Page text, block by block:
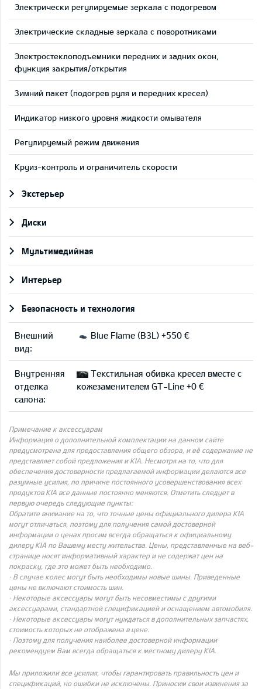
Электрически регулируемые зеркала с подогревом
Электрические складные зеркала с поворотниками
Электростеклоподъемники передних и задних окон,
функция закрытия/открытия
Зимний пакет (подогрев руля и передних кресел)
Индикатор низкого уровня жидкости омывателя
Регулируемый режим движения
Круиз-контроль и ограничитель скорости
Экстерьер
Диски
Мультимедийная
Интерьер
Безопасность и технология
Внешний
вид:
Blue Flame (B3L) +550 €
Внутренняя
отделка
салона:
Текстильная обивка кресел вместе с
кожезаменителем GT-Line +0 €
Примечание к аксессуарам
Информация о дополнительной комплектации на данном сайте
предусмотрена для предоставления общего обзора, и её содержание не
представляет собой предложения и KIA. Несмотря на то, что для
обеспечения достоверности предлагаемой информации делаются все
разумные усилия, по причине постоянного усовершенствования всех
продуктов KIA все данные постоянно меняются. Отметить следует в
первую очередь следующие пункты:
Обратите внимание на то, что точные цены официального дилера KIA
могут отличаться, поэтому для получения самой достоверной
информации о ценах просим всегда обращаться к официальному
дилеру KIA по Вашему месту жительства. Цены, представленные на веб-
странице носят информативный характер и не содержат цен на
покраску, где это может быть необходимо.
· В случае колес могут быть необходимы новые шины. Приведенные
цены не включают стоимость шин.
· Некоторые аксессуары могут быть несовместимы с другими
аксессуарами, стандартной спецификацией и оснащением автомобиля.
· Некоторые аксессуары могут нуждаться в дополнительных запчастях,
стоимость которых не отображена в цене.
· Поэтому для получения наиболее достоверной информации
рекомендуем Вам всегда обращаться к местному дилеру KIA.
Мы приложили все усилия, чтобы гарантировать правильность цен и
спецификаций, но ошибки не исключены. Приносим свои извинения за